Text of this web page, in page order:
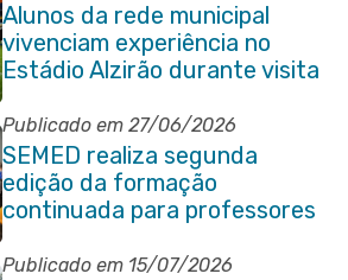
Alunos da rede municipal
vivenciam experiência no
Estádio Alzirão durante visita
pedagógica
Publicado em 27/06/2026
SEMED realiza segunda
edição da formação
continuada para professores
e coordenadores
pedagógicos
Publicado em 15/07/2026